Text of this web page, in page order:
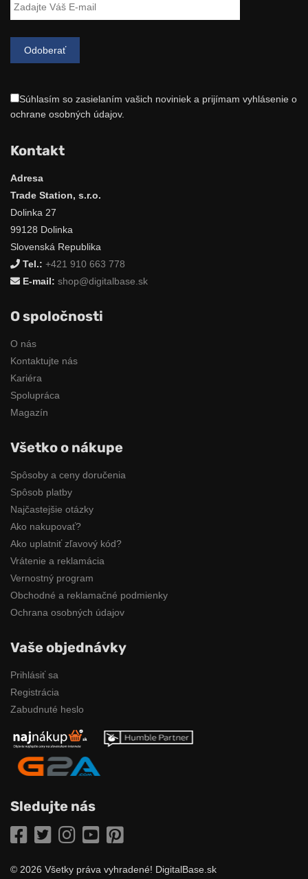
Súhlasím so zasielaním vašich noviniek a prijímam vyhlásenie o
ochrane osobných údajov.
Kontakt
Adresa
Trade Station, s.r.o.
Dolinka 27
99128 Dolinka
Slovenská Republika
Tel.: +421 910 663 778
E-mail: shop@digitalbase.sk
O spoločnosti
O nás
Kontaktujte nás
Kariéra
Spolupráca
Magazín
Všetko o nákupe
Spôsoby a ceny doručenia
Spôsob platby
Najčastejšie otázky
Ako nakupovať?
Ako uplatniť zľavový kód?
Vrátenie a reklamácia
Vernostný program
Obchodné a reklamačné podmienky
Ochrana osobných údajov
Vaše objednávky
Prihlásiť sa
Registrácia
Zabudnuté heslo
Sledujte nás
Facebook
TwitterInstagramYouTube
© 2026 Všetky práva vyhradené! DigitalBase.sk